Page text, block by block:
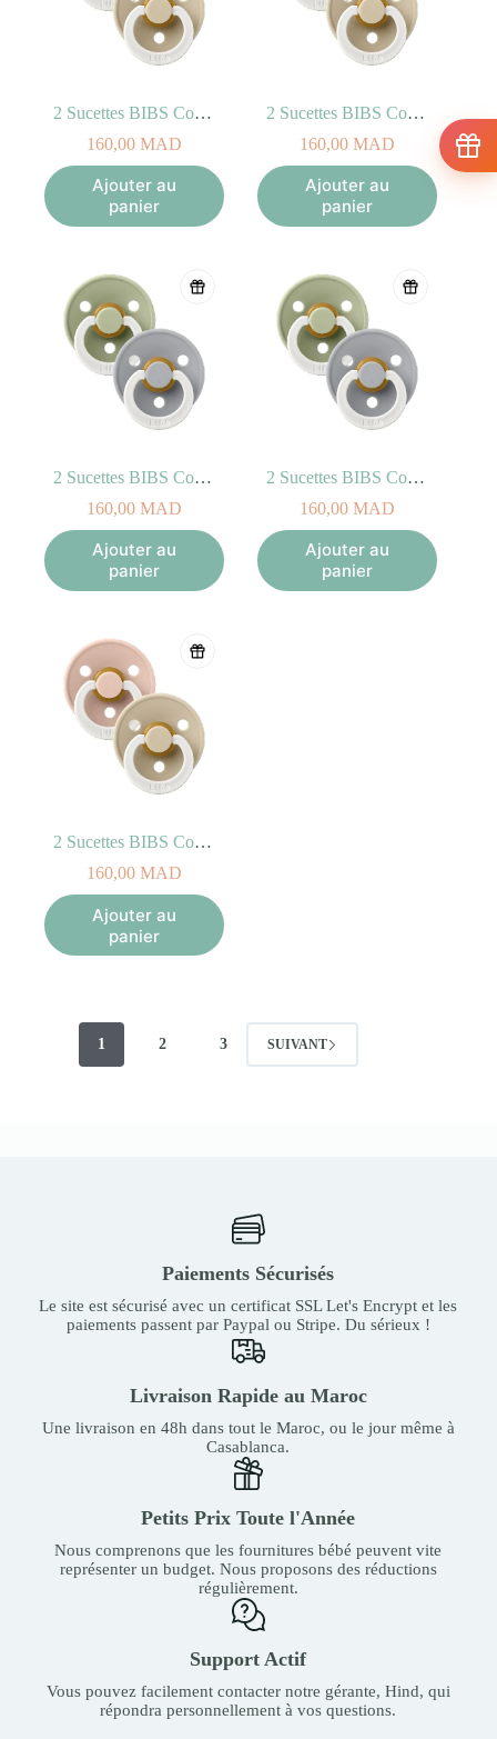
2 Sucettes BIBS Colour Anatomic Blush/Vanilla – GLOW (0-6mois)
160,00 MAD
Ajouter au
panier
2 Sucettes BIBS Colour Anatomic Blush/Vanilla – GLOW (6-18mois)
160,00 MAD
Ajouter au
panier
2 Sucettes BIBS Colour Anatomic Sage/Cloud – GLOW (0-6mois)
160,00 MAD
Ajouter au
panier
2 Sucettes BIBS Colour Anatomic Sage/Cloud – GLOW (6-18mois)
160,00 MAD
Ajouter au
panier
2 Sucettes BIBS Colour Symetric Blush/Vanilla – GLOW (0-6mois)
160,00 MAD
Ajouter au
panier
1 2 3 SUIVANT
Paiements Sécurisés
Le site est sécurisé avec un certificat SSL Let's Encrypt et les
paiements passent par Paypal ou Stripe. Du sérieux !
Livraison Rapide au Maroc
Une livraison en 48h dans tout le Maroc, ou le jour même à
Casablanca.
Petits Prix Toute l'Année
Nous comprenons que les fournitures bébé peuvent vite
représenter un budget. Nous proposons des réductions
régulièrement.
Support Actif
Vous pouvez facilement contacter notre gérante, Hind, qui
répondra personnellement à vos questions.